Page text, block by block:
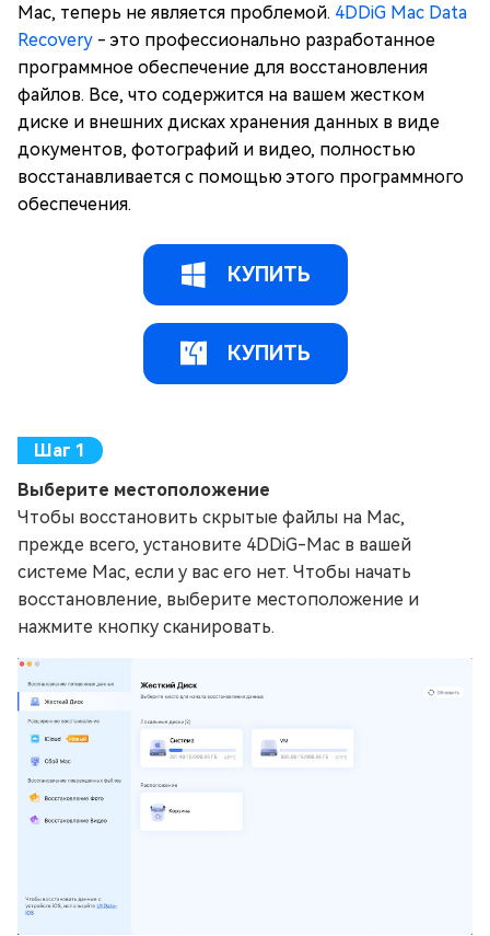
Mac, теперь не является проблемой. 4DDiG Mac Data
Recovery - это профессионально разработанное
программное обеспечение для восстановления
файлов. Все, что содержится на вашем жестком
диске и внешних дисках хранения данных в виде
документов, фотографий и видео, полностью
восстанавливается с помощью этого программного
обеспечения.
КУПИТЬ
КУПИТЬ
Выберите местоположение
Чтобы восстановить скрытые файлы на Mac,
прежде всего, установите 4DDiG-Mac в вашей
системе Mac, если у вас его нет. Чтобы начать
восстановление, выберите местоположение и
нажмите кнопку сканировать.